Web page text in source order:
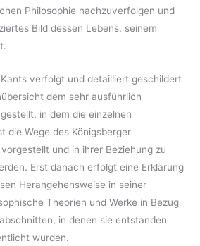
Philosophie nachzuverfolgen und
Bild dessen Lebens, seinem
verfolgt und detailliert geschildert
dem sehr ausführlich
in dem die einzelnen
die Wege des Königsberger
und in ihrer Beziehung zu
Erst danach erfolgt eine Erklärung
Herangehensweise in seiner
Theorien und Werke in Bezug
in denen sie entstanden
wurden.